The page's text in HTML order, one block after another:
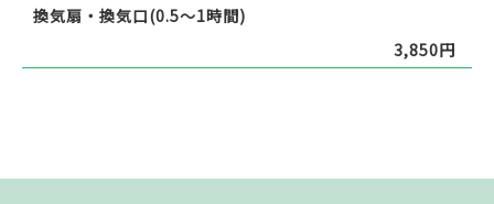
換気扇・換気口(0.5～1時間)
3,850円